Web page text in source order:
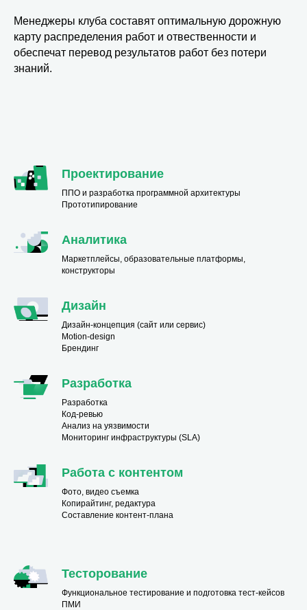
Менеджеры клуба составят оптимальную дорожную
карту распределения работ и отвественности и
обеспечат перевод результатов работ без потери
знаний.
Проектирование
ППО и разработка программной архитектуры
Прототипирование
Аналитика
Маркетплейсы, образовательные платформы,
конструкторы
Дизайн
Дизайн-концепция (сайт или сервис)
Motion-design
Брендинг
Разработка
Разработка
Код-ревью
Анализ на уязвимости
Мониторинг инфраструктуры (SLA)
Работа с контентом
Фото, видео съемка
Копирайтинг, редактура
Составление контент-плана
Тесторование
Функциональное тестирование и подготовка тест-кейсов
ПМИ